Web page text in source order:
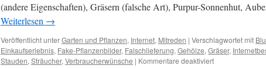
(andere Eigenschaften), Gräsern (falsche Art), Purpur-Sonnenhut,
Weiterlesen →
Veröffentlicht unterGarten und Pflanzen, Internet, Mitreden | Verschlagwortet mit
Einkaufserlebnis, Fake-Pflanzenbilder, Falschlieferung, Gehölze, Gräser,
Stauden, Sträucher, Verbraucherwünsche | Kommentare deaktiviert